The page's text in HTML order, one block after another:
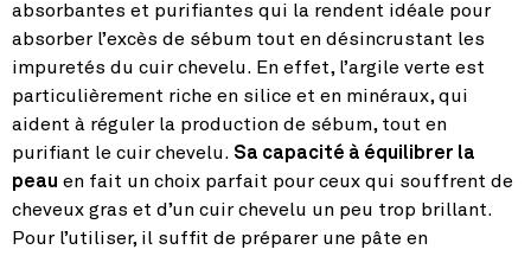
absorbantes et purifiantes qui la rendent idéale pour
absorber l’excès de sébum tout en désincrustant les
impuretés du cuir chevelu. En effet, l’argile verte est
particulièrement riche en silice et en minéraux, qui
aident à réguler la production de sébum, tout en
purifiant le cuir chevelu. Sa capacité à équilibrer la
peau en fait un choix parfait pour ceux qui souffrent de
cheveux gras et d’un cuir chevelu un peu trop brillant.
Pour l’utiliser, il suffit de préparer une pâte en